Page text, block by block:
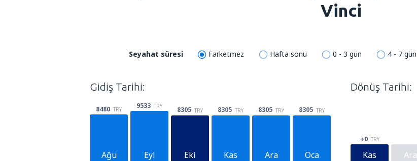
Vinci
Seyahat süresi Farketmez Hafta sonu 0 - 3 gün 4 - 7 gün
Gidiş Tarihi:
Ağu
8480 TRY
Eyl
9533 TRY
Eki
8305 TRY
Kas
8305 TRY
Ara
8305 TRY
Oca
8305 TRY
Dönüş Tarihi:
Kas
+0 TRY
Ara